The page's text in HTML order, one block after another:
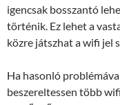
igencsak bosszantó
történik. Ez lehet a
közre játszhat a wifi jel
Ha hasonló
beszereltessen több